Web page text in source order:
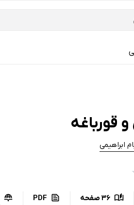
قورباغه
ابراھیمی
36 صفحه PDF